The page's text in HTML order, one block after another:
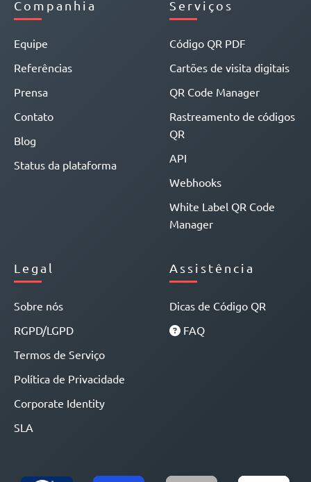
Companhia
Equipe
Referências
Prensa
Contato
Blog
Status da plataforma
Serviços
Código QR PDF
Cartões de visita digitais
QR Code Manager
Rastreamento de códigos
QR
API
Webhooks
White Label QR Code
Manager
Legal
Sobre nós
RGPD/LGPD
Termos de Serviço
Política de Privacidade
Corporate Identity
SLA
Assistência
Dicas de Código QR
FAQ